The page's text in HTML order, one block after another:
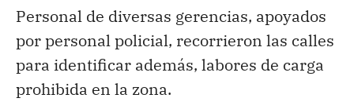
Personal de diversas gerencias, apoyados
por personal policial, recorrieron las calles
para identificar además, labores de carga
prohibida en la zona.